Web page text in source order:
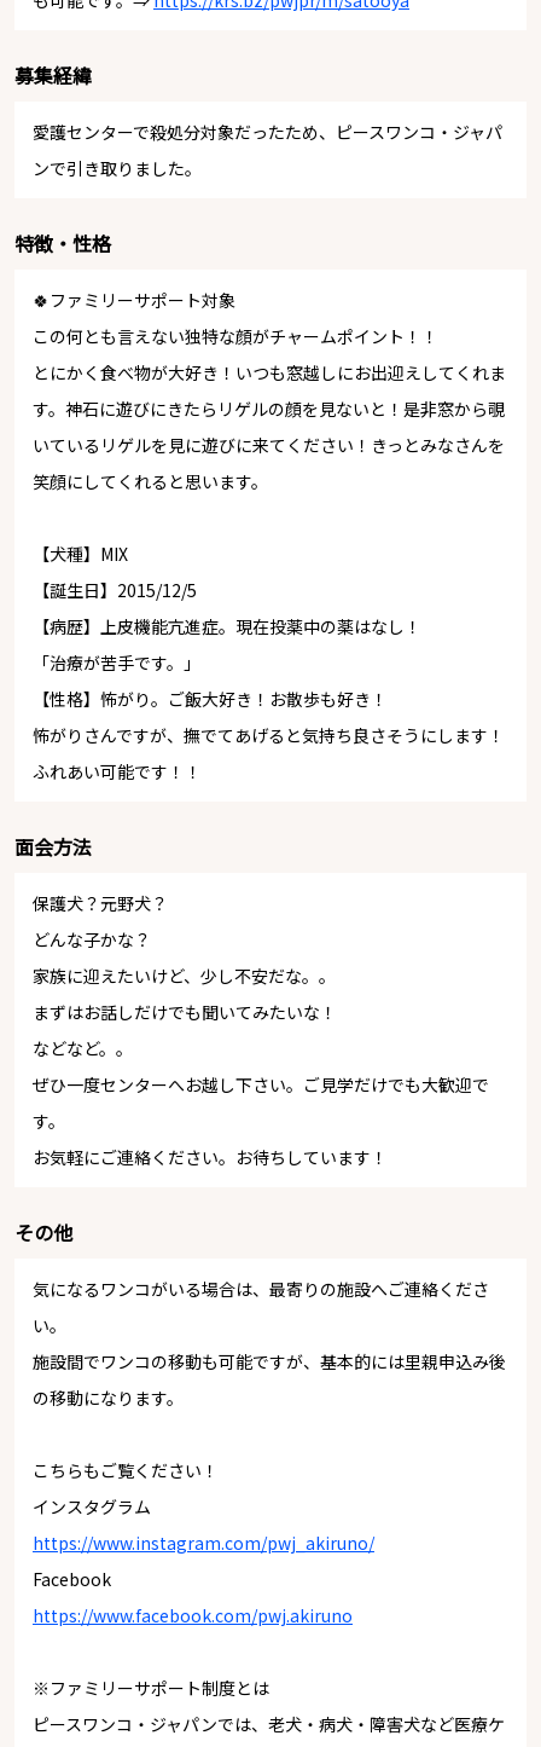
募集経緯
愛護センターで殺処分対象だったため、ピースワンコ・ジャパ
ンで引き取りました。
特徴・性格
🍀ファミリーサポート対象
この何とも言えない独特な顔がチャームポイント！！
とにかく食べ物が大好き！いつも窓越しにお出迎えしてくれま
す。神石に遊びにきたらリゲルの顔を見ないと！是非窓から覗
いているリゲルを見に遊びに来てください！きっとみなさんを
笑顔にしてくれると思います。
【犬種】MIX
【誕生日】2015/12/5
【病歴】上皮機能亢進症。現在投薬中の薬はなし！
「治療が苦手です。」
【性格】怖がり。ご飯大好き！お散歩も好き！
怖がりさんですが、撫でてあげると気持ち良さそうにします！
ふれあい可能です！！
面会方法
保護犬？元野犬？
どんな子かな？
家族に迎えたいけど、少し不安だな。。
まずはお話しだけでも聞いてみたいな！
などなど。。
ぜひ一度センターへお越し下さい。ご見学だけでも大歓迎で
す。
お気軽にご連絡ください。お待ちしています！
その他
気になるワンコがいる場合は、最寄りの施設へご連絡くださ
い。
施設間でワンコの移動も可能ですが、基本的には里親申込み後
の移動になります。
こちらもご覧ください！
インスタグラム
https://www.instagram.com/pwj_akiruno/
Facebook
https://www.facebook.com/pwj.akiruno
※ファミリーサポート制度とは
ピースワンコ・ジャパンでは、老犬・病犬・障害犬など医療ケ